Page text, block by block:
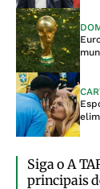
Siga o A
principais